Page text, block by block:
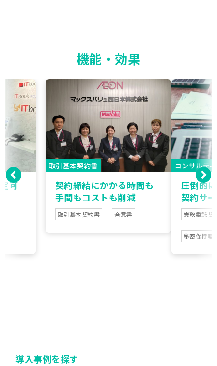
機能・効果
可
取引基本契約書
契約締結にかかる時間も
手間もコストも削減
取引基本契約書 合意書
コンサルテ
圧倒的
契約サ
業務委託契
秘密保持契
導入事例を探す